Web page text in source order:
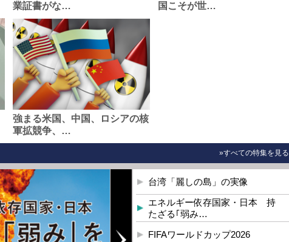
業証書がな…
国こそが世…
強まる米国、中国、ロシアの核
軍拡競争、…
»すべての特集を見る
台湾「麗しの島」の実像
エネルギー依存国家・日本 持
たざる｢弱み…
FIFAワールドカップ2026